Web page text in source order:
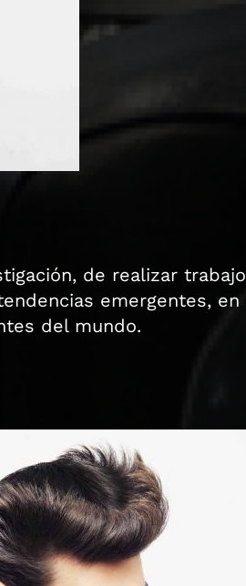
de realizar trabajo
emergentes, en
del mundo.